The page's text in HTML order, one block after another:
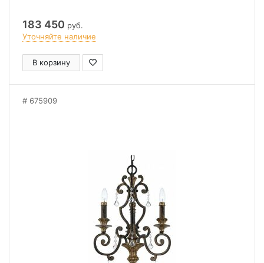
183 450 руб.
Уточняйте наличие
В корзину
675909